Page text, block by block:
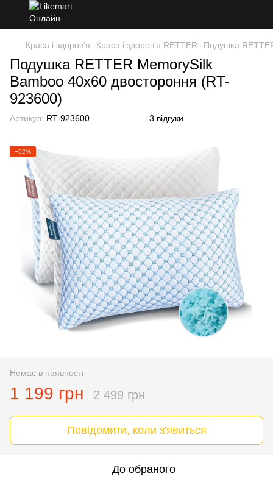
Краса і здоров'я Краса і здоров'я RETTER Подушĸа
Подушĸа RETTER MemorySilk
Bamboo 40х60 двостороння (RT-
923600)
Артикул: RT-923600 3 відгуки
−52%
Немає в наявності
1 199 грн 2 499 грн
Повідомити, коли з'явиться
До обраного